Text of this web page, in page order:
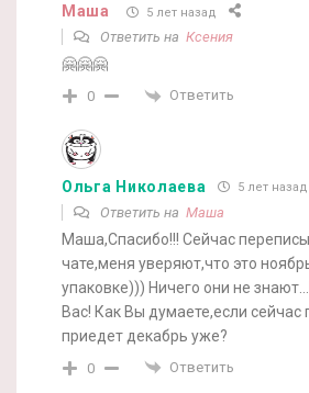
Маша 5 лет назад
Ответить на Ксения
🤗🤗🤗
0 Ответить
Ольга Николаева 5 лет назад
Ответить на Маша
Маша,Спасибо!!! Сейчас
чате,меня уверяют,что это
упаковке))) Ничего они не
Вас! Как Вы думаете,если сейчас
приедет декабрь уже?
0 Ответить